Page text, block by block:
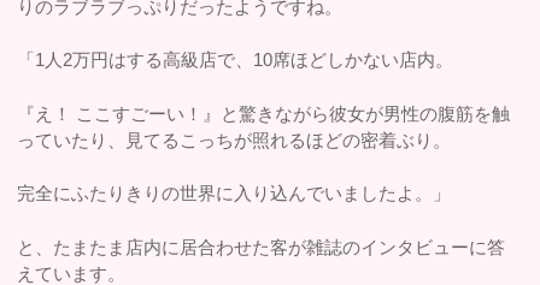
りのラブラブっぷりだったようですね。
「1人2万円はする高級店で、10席ほどしかない店内。
『え！ ここすごーい！』と驚きながら彼女が男性の腹筋を触
っていたり、見てるこっちが照れるほどの密着ぶり。
完全にふたりきりの世界に入り込んでいましたよ。」
と、たまたま店内に居合わせた客が雑誌のインタビューに答
えています。